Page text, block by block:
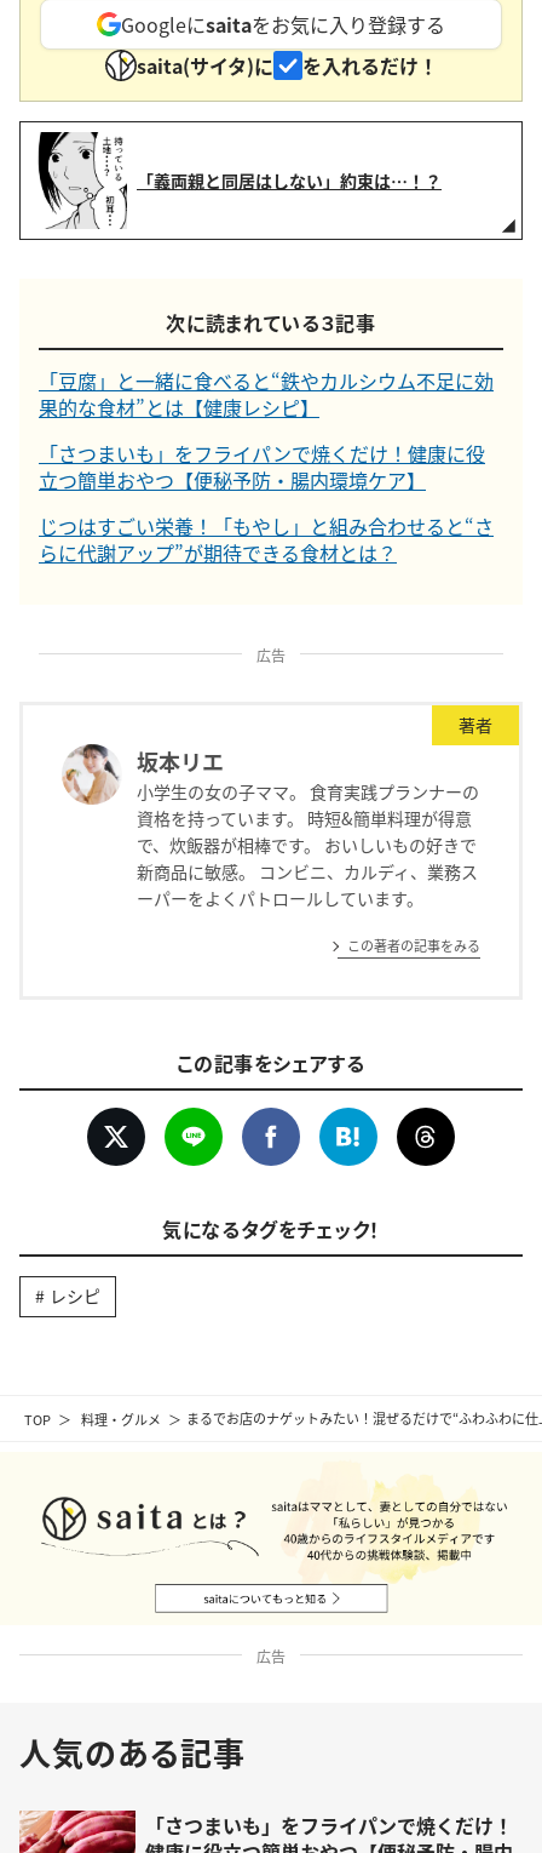
TOP 料理・グルメ まるでお店のナゲットみたい！混ぜるだけで“ふわふわに
Googleにsaitaをお気に入り登録する
saita(サイタ)に
を入れるだけ！
「義両親と同居はしない」約束は…！？
次に読まれている３記事
「豆腐」と一緒に食べると“鉄やカルシウム不足に効
果的な食材”とは【健康レシピ】
「さつまいも」をフライパンで焼くだけ！健康に役
立つ簡単おやつ【便秘予防・腸内環境ケア】
じつはすごい栄養！「もやし」と組み合わせると“さ
らに代謝アップ”が期待できる食材とは？
広告
著者
坂本リエ
小学生の女の子ママ。 食育実践プランナーの
資格を持っています。 時短&簡単料理が得意
で、炊飯器が相棒です。 おいしいもの好きで
新商品に敏感。 コンビニ、カルディ、業務ス
ーパーをよくパトロールしています。
この著者の記事をみる
この記事をシェアする
気になるタグをチェック！
レシピ
広告
人気のある記事
「さつまいも」をフライパンで焼くだけ！